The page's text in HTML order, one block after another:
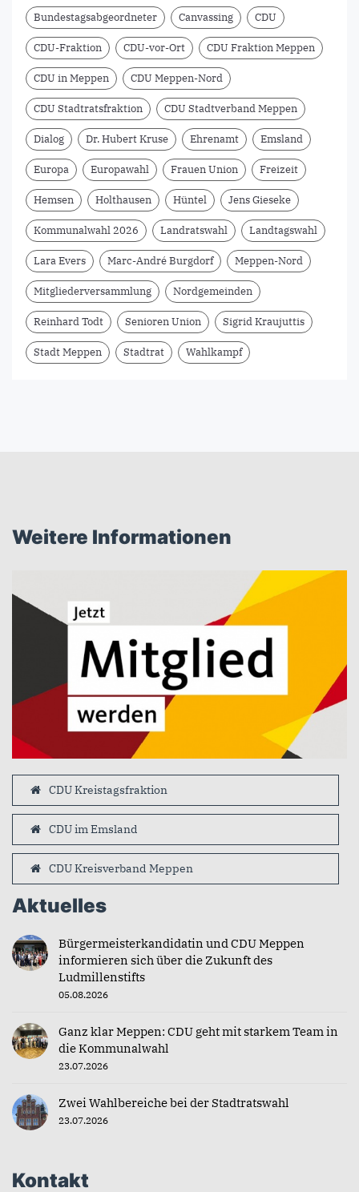
Bundestagsabgeordneter Canvassing CDU
CDU-Fraktion CDU-vor-Ort CDU Fraktion Meppen
CDU in Meppen CDU Meppen-Nord
CDU Stadtratsfraktion CDU Stadtverband Meppen
Dialog Dr. Hubert Kruse Ehrenamt Emsland
Europa Europawahl Frauen Union Freizeit
Hemsen Holthausen Hüntel Jens Gieseke
Kommunalwahl 2026 Landratswahl Landtagswahl
Lara Evers Marc-André Burgdorf Meppen-Nord
Mitgliederversammlung Nordgemeinden
Reinhard Todt Senioren Union Sigrid Kraujuttis
Stadt Meppen Stadtrat Wahlkampf
Weitere Informationen
CDU Kreistagsfraktion
CDU im Emsland
CDU Kreisverband Meppen
Aktuelles
Bürgermeisterkandidatin und CDU Meppen
informieren sich über die Zukunft des
Ludmillenstifts
05.08.2026
Ganz klar Meppen: CDU geht mit starkem Team in
die Kommunalwahl
23.07.2026
Zwei Wahlbereiche bei der Stadtratswahl
23.07.2026
Kontakt